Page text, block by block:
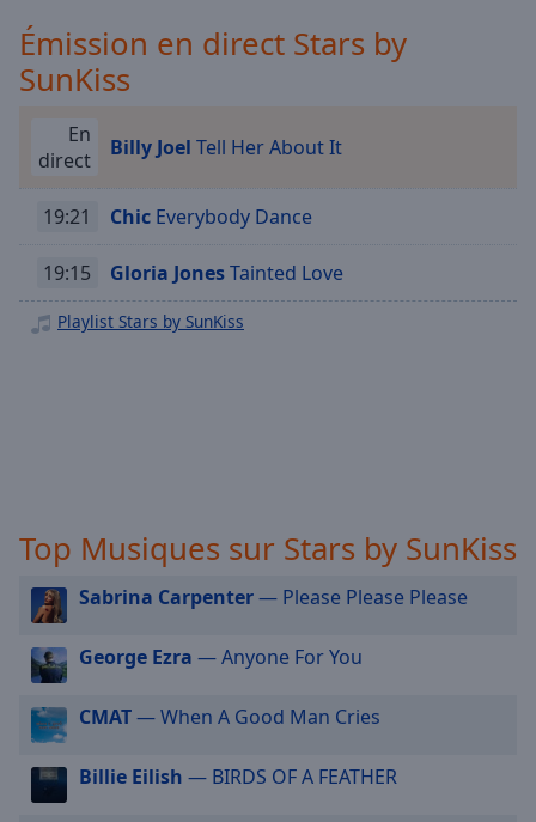
descriptions
off ,
selected
Subtitles
settings,
subtitles
dialog
Picture
modal
window.
Émission en direct Stars by
SunKiss
En
direct
Billy Joel Tell Her About It
19:21 Chic Everybody Dance
19:15 Gloria JonesTainted Love
Playlist Stars by SunKiss
Top Musiques sur Stars by SunKiss
Sabrina Carpenter— Please Please Please
George Ezra — Anyone For You
CMAT— When A Good Man Cries
Billie Eilish — BIRDS OF A FEATHER